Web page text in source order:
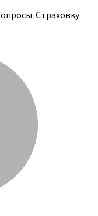
Страховку